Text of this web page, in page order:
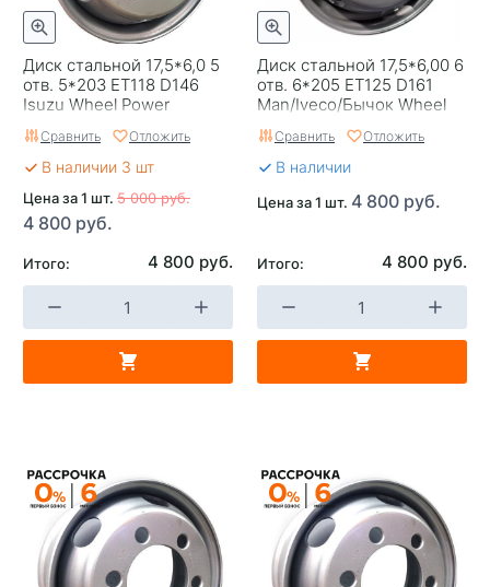
Диск стальной 17,5*6,0 5
отв. 5*203 ET118 D146
Isuzu Wheel Power
Сравнить Отложить
В наличии 3 шт
Цена за 1 шт. 5 000 руб.
4 800 руб.
Итого: 4 800 руб.
Диск стальной 17,5*6,00 6
отв. 6*205 ET125 D161
Man/Iveco/Бычок Wheel
Power
Сравнить Отложить
В наличии
Цена за 1 шт. 4 800 руб.
Итого: 4 800 руб.